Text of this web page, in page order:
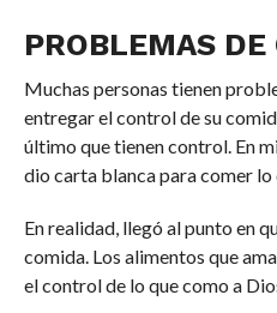
PROBLEMAS DE
Muchas personas tienen
entregar el control de su
último que tienen control. En
dio carta blanca para comer lo
En realidad, llegó al punto en
comida. Los alimentos que
el control de lo que como a